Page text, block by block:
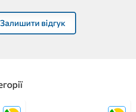
Залишити відгук